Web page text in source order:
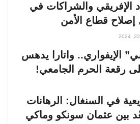
الإفريقي والشراكات في
قطاع الأمن
الإيفواري.. واتارا يدهس
رقعة الحرم الجامعي!
في السنغال: الرهانات
بين عثمان سونكو وماكي